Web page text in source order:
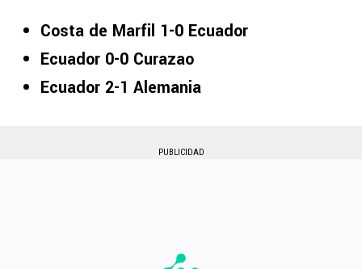
Costa de Marfil 1-0 Ecuador
Ecuador 0-0 Curazao
Ecuador 2-1 Alemania
PUBLICIDAD